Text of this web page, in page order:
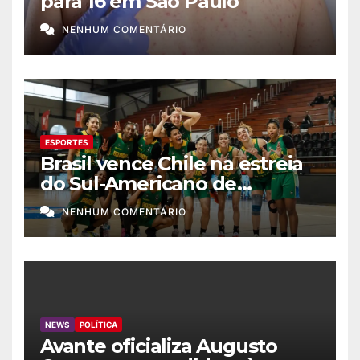
NENHUM COMENTÁRIO
ESPORTES
Brasil vence Chile na estreia
do Sul-Americano de
basquete feminino
NENHUM COMENTÁRIO
NEWS POLÍTICA
Avante oficializa Augusto